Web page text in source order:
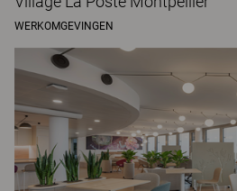
WERKOMGEVINGEN